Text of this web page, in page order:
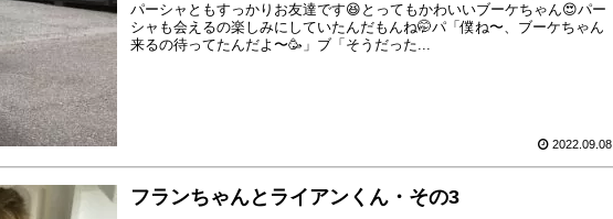
パーシャともすっかりお友達です😆とってもかわいいブーケちゃん😍パー
シャも会えるの楽しみにしていたんだもんね🤭パ「僕ね〜、ブーケちゃん
来るの待ってたんだよ〜🥳」ブ「そうだった...
2022.09.08
フランちゃんとライアンくん・その3